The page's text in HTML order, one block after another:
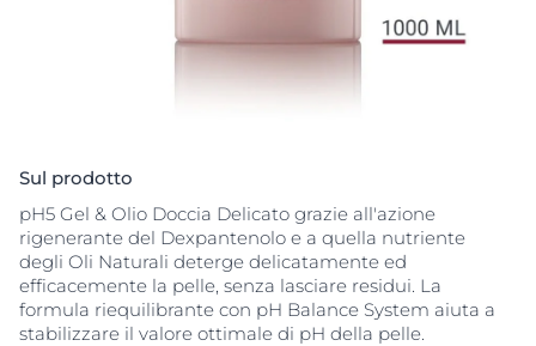
Sul prodotto
pH5 Gel & Olio Doccia Delicato grazie all'azione
rigenerante del Dexpantenolo e a quella nutriente
degli Oli Naturali deterge delicatamente ed
efficacemente la pelle, senza lasciare residui. La
formula riequilibrante con pH Balance System aiuta a
stabilizzare il valore ottimale di pH della pelle.